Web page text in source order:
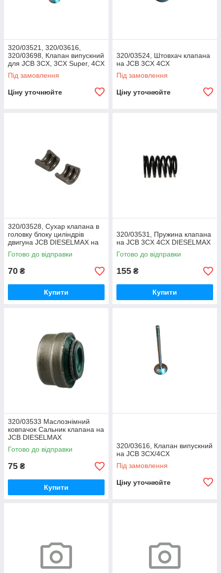
320/03521, 320/03616,
320/03698, Клапан випускний
для JCB 3CX, 3CX Super, 4CX
Під замовлення
Ціну уточнюйте
320/03524, Штовхач клапана
на JCB 3CX 4CX
Під замовлення
Ціну уточнюйте
320/03528, Сухар клапана в
головку блоку циліндрів
двигуна JCB DIESELMAX на
JCB 3CX 4CX Super, 4CX
Готово до відправки
70 ₴
Купити
320/03531, Пружина клапана
на JCB 3CX 4CX DIESELMAX
Готово до відправки
155 ₴
Купити
320/03533 Маслознімний
ковпачок Сальник клапана на
JCB DIESELMAX
Готово до відправки
75 ₴
Купити
320/03616, Клапан випускний
на JCB 3CX/4CX
Під замовлення
Ціну уточнюйте